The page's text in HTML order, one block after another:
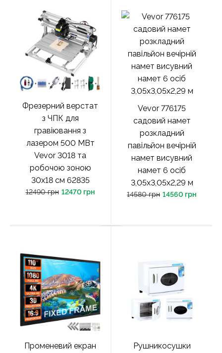
Фрезерний верстат
з ЧПК для
гравіювання з
лазером 500 МВт
Vevor 3018 та
робочою зоною
30х18 см 62835
12490 грн 12470 грн
Vevor 776175
садовий намет
розкладний
павільйон вечірній
намет висувний
намет 6 осіб
3,05x3,05x2,29 м
14580 грн 14560 грн
Променевий екран
Рушникосушки